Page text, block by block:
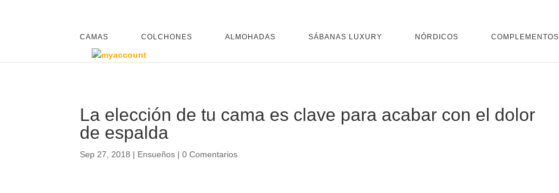
CAMAS COLCHONES ALMOHADAS SÁBANAS LUXURY NÓRDICOS COMPLEMENTOS
La elección de tu cama es clave para acabar con el dolor
de espalda
Sep 27, 2018 | Ensueños |0 Comentarios